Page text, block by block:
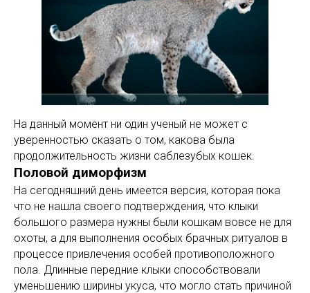
На данный момент ни один ученый не может с
уверенностью сказать о том, какова была
продолжительность жизни саблезубых кошек.
Половой диморфизм
На сегодняшний день имеется версия, которая пока
что не нашла своего подтверждения, что клыки
большого размера нужны были кошкам вовсе не для
охоты, а для выполнения особых брачных ритуалов в
процессе привлечения особей противоположного
пола. Длинные передние клыки способствовали
уменьшению ширины укуса, что могло стать причиной